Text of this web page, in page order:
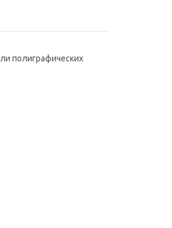
полиграфических